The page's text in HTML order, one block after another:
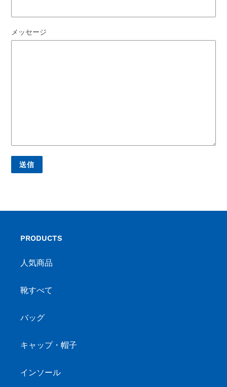
メッセージ
PRODUCTS
人気商品
靴すべて
バッグ
キャップ・帽子
インソール